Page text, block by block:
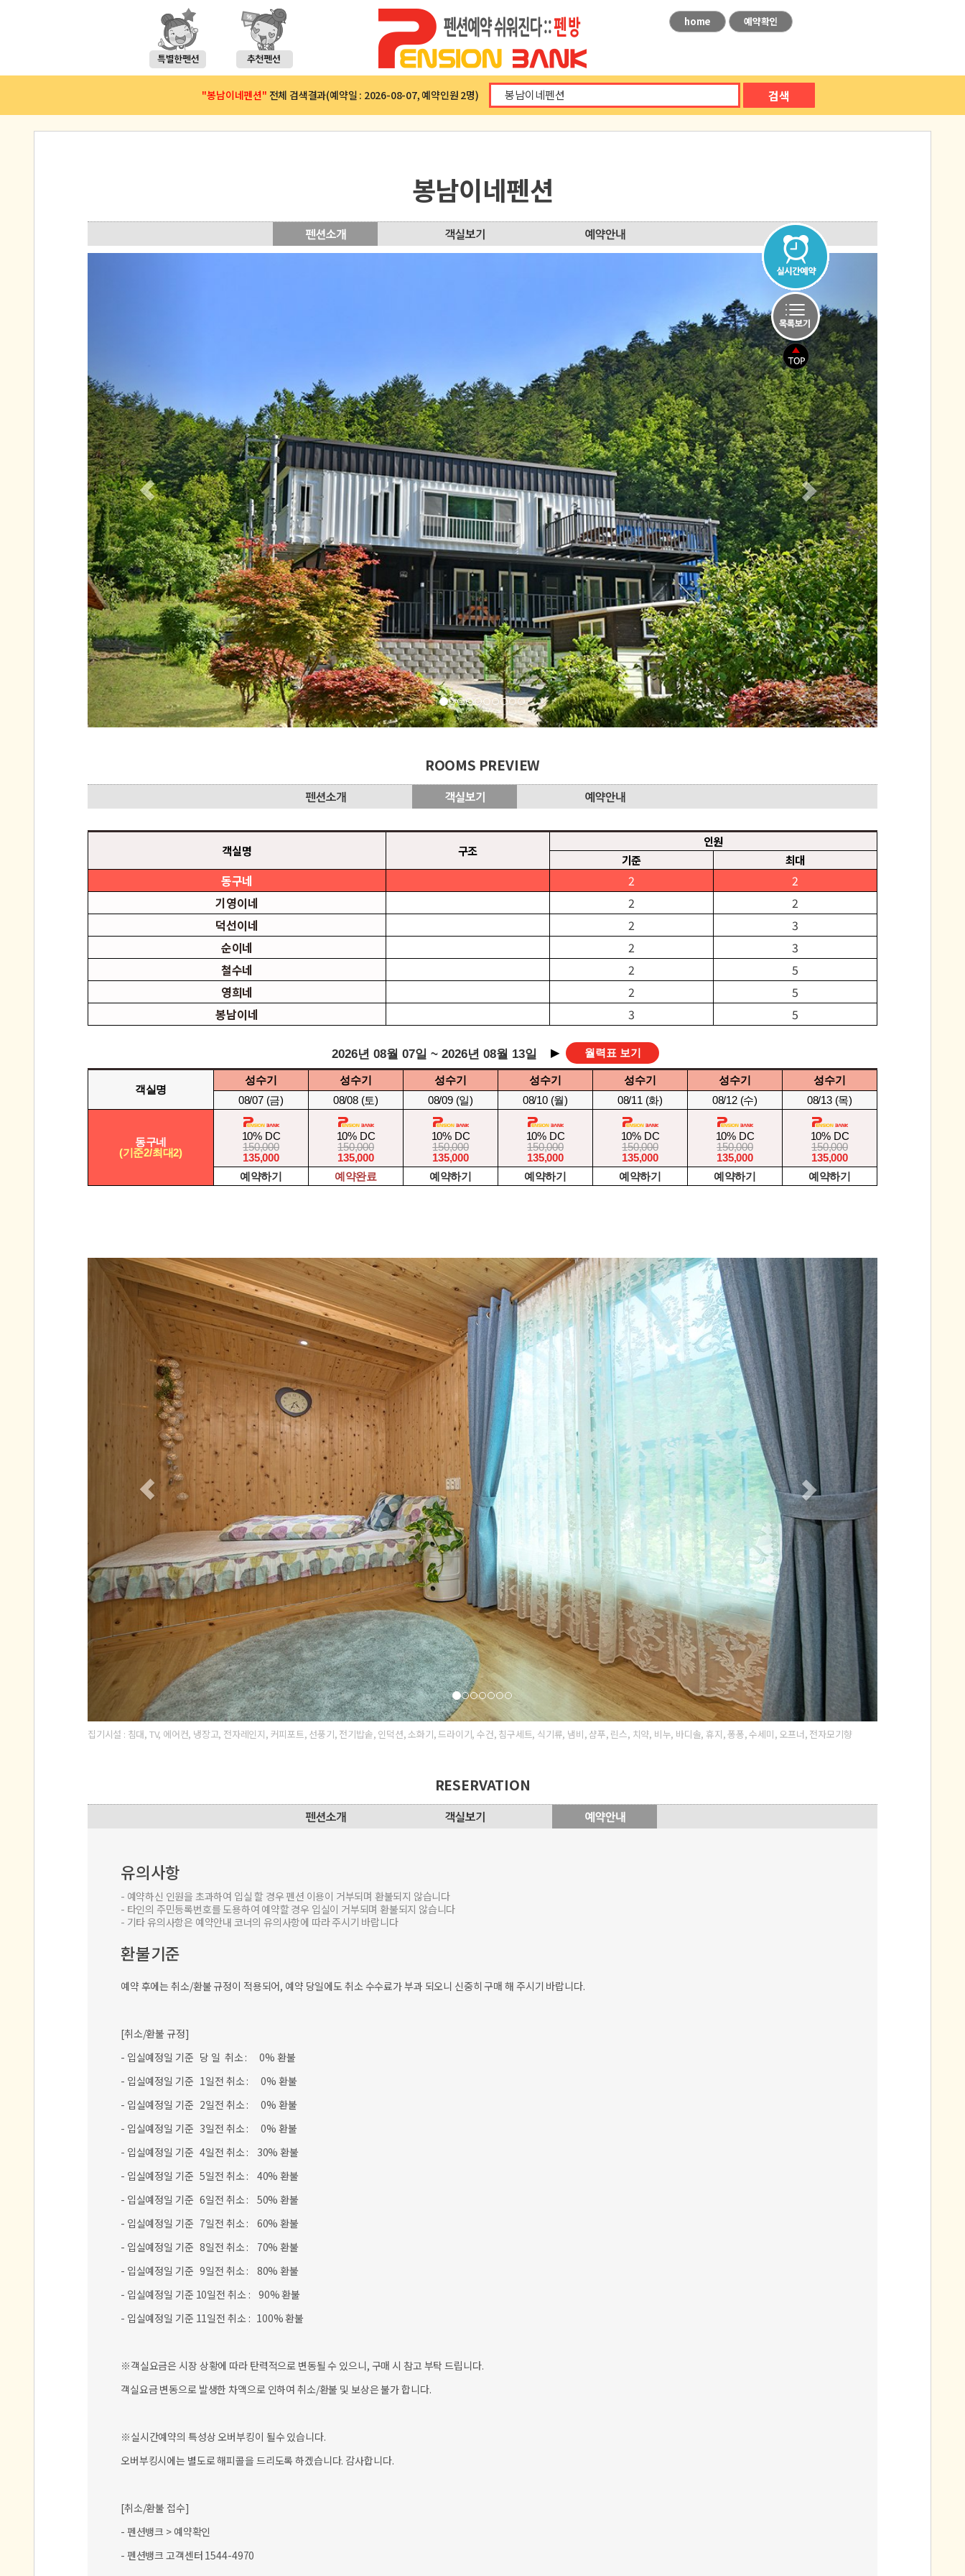
home 예약확인
"봉남이네펜션" 전체 검색결과(예약일 : 2026-08-07, 예약인원 2명) 검색
봉남이네펜션
ROOMS PREVIEW
구조
인원
기준
최대
동구네 2
2
기영이네
2
2
덕선이네
2
3
순이네
2
3
철수네
2
5
영희네
2
5
봉남이네
3 5
집기시설 : 침대, TV, 에어컨, 냉장고, 전자레인지, 커피포트, 선풍기, 전기밥솥, 인덕션, 소화기, 드라이기, 수건, 침구세트, 식기류, 냄비, 샴푸, 린스, 치약, 비누, 바디솔, 휴지, 퐁퐁, 수세미, 오프너, 전자모기향
RESERVATION
- 기타 유의사항은 예약안내 코너의 유의사항에 따라 주시기 바랍니다
환불기준
예약 후에는 취소/환불 규정이 적용되어, 예약 당일에도 취소 수수료가 부과 되오니 신중히 구매 해 주시기 바랍니다.
[취소/환불 규정]
- 입실예정일 기준 1일전 취소 : 0% 환불
- 입실예정일 기준 2일전 취소 : 0% 환불
- 입실예정일 기준 3일전 취소 : 0% 환불
- 입실예정일 기준 4일전 취소 : 30% 환불
- 입실예정일 기준 5일전 취소 : 40% 환불
- 입실예정일 기준 6일전 취소 : 50% 환불
- 입실예정일 기준 7일전 취소 : 60% 환불
- 입실예정일 기준 8일전 취소 : 70% 환불
- 입실예정일 기준 9일전 취소 : 80% 환불
- 입실예정일 기준 10일전 취소 : 90% 환불
- 입실예정일 기준 11일전 취소 : 100% 환불
※객실요금은 시장 상황에 따라 탄력적으로 변동될 수 있으니, 구매 시 참고 부탁 드립니다.
※실시간예약의 특성상 오버부킹이 될수 있습니다.
[취소/환불 접수]
- 펜션뱅크 고객센터 1544-4970